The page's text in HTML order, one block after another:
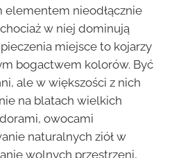
elementem nieodłącznie
w niej dominują
miejsce to kojarzy
bogactwem kolorów. Być
ale w większości z nich
na blatach wielkich
owocami
naturalnych ziół w
wolnych przestrzeni,